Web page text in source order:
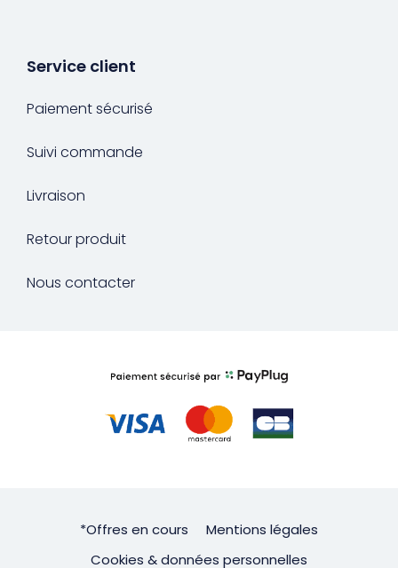
Service client
Paiement sécurisé
Suivi commande
Livraison
Retour produit
Nous contacter
*Offres en cours
Mentions légales
Cookies & données personnelles